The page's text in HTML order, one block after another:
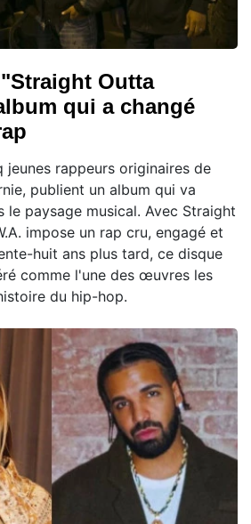
Outta
qui a changé
jeunes rappeurs originaires de
publient un album qui va
le paysage musical. Avec Straight
impose un rap cru, engagé et
huit ans plus tard, ce disque
comme l'une des œuvres les
du hip-hop.